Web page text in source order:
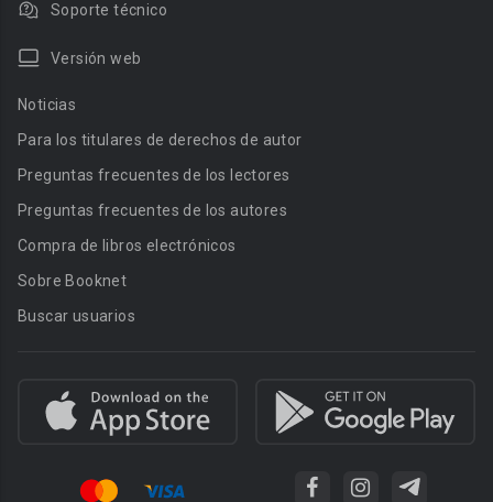
Soporte técnico
Versión web
Noticias
Para los titulares de derechos de autor
Preguntas frecuentes de los lectores
Preguntas frecuentes de los autores
Compra de libros electrónicos
Sobre Booknet
Buscar usuarios